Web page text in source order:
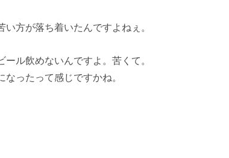
方が落ち着いたんですよねぇ。
ル飲めないんですよ。苦くて。
ったって感じですかね。